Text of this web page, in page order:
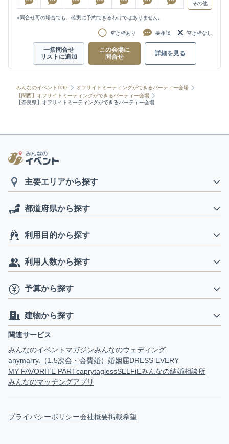
その他
※問合せ可の場合でも、確実に予約できるわけではありません。
空き枠あり 要相談 空き枠なし
一括問合せ
リストに追加
この会場に
問合せ
詳細を見る
みんなのイベントTOP
オフサイトミーティングができるパーティー会場
【関西】オフサイトミーティングができるパーティー会場
【奈良県】オフサイトミーティングができるパーティー会場
主要エリアから探す
都道府県から探す
利用目的から探す
利用人数から探す
予算から探す
建物から探す
関連サービス
みんなのイベントマガジンみんなのウェディング
anymarry.（1.5次会・会費婚） 婚姻届DRESS EVERY
MY FAVORITE PARTcaprytaglessSELFiEみんなの結婚相談所
みんなのマッチングアプリ
プライバシーポリシー会社概要掲載希望